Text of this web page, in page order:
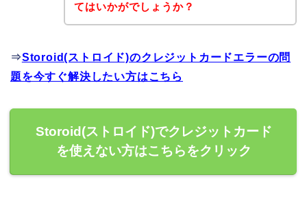
てはいかがでしょうか？
⇒Storoid(ストロイド)のクレジットカードエラーの問
題を今すぐ解決したい方はこちら
Storoid(ストロイド)でクレジットカード
を使えない方はこちらをクリック